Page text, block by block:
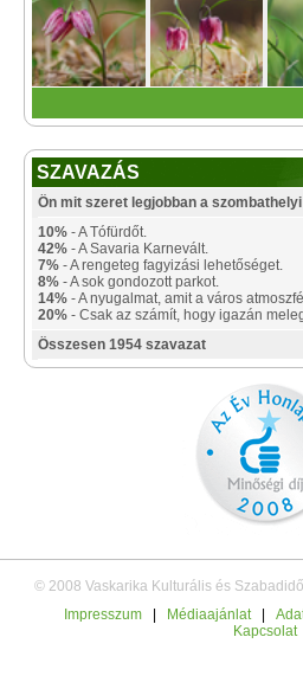
SZAVAZÁS
Ön mit szeret legjobban a
10% - A Tófürdőt.
42% - A Savaria Karnevált.
7% - A rengeteg fagyizási lehetőséget.
8% - A sok gondozott parkot.
14% - A nyugalmat, amit a város
20% - Csak az számít, hogy igazán
Összesen 1954 szavazat
© 2008 Vaskarika Kulturális és
Impresszum
Médiaajánlat
Kapcsolat